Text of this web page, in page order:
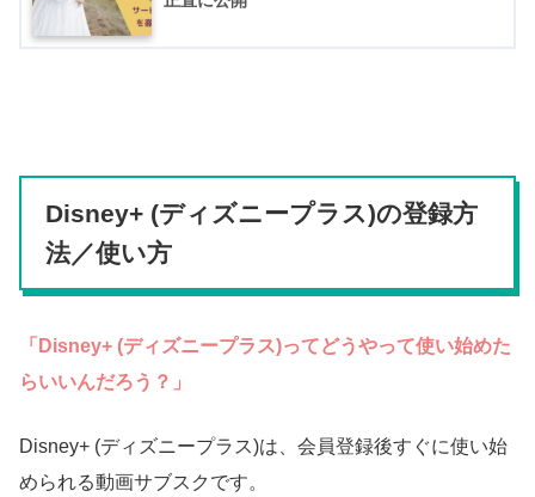
Disney+ (ディズニープラス)の登録方
法／使い方
「Disney+ (ディズニープラス)ってどうやって使い始めた
らいいんだろう？」
Disney+ (ディズニープラス)は、会員登録後すぐに使い始
められる動画サブスクです。